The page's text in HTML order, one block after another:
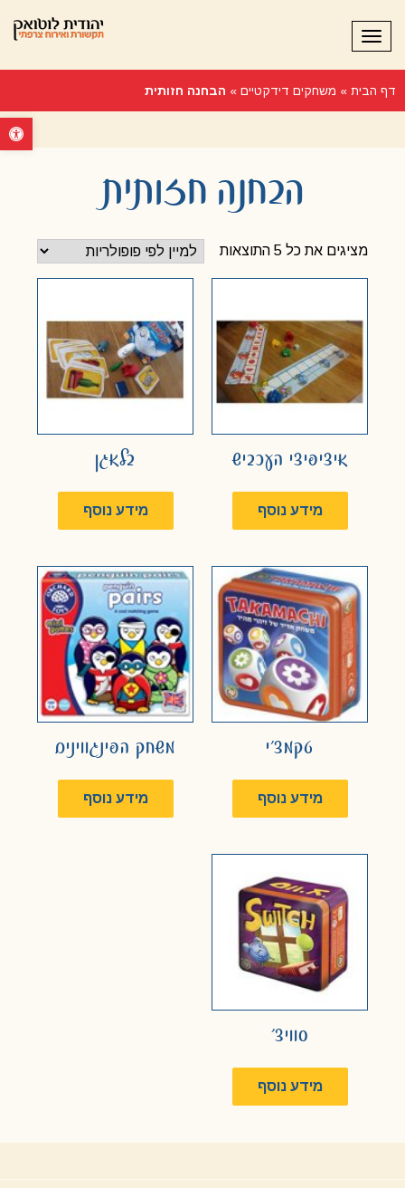
פתח
תפריט
דף הבית » משחקים דידקטיים » הבחנה חזותית
הבחנה חזותית
מציגים את כל ⁦5⁩ התוצאות
איציפיצי העכביש
מידע נוסף
בלאגן
מידע נוסף
טקמצ'י
מידע נוסף
משחק הפינגווינים
מידע נוסף
סוויצ'
מידע נוסף